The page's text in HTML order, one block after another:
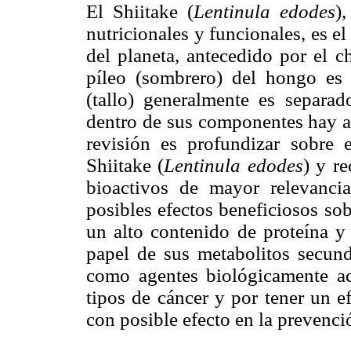
El Shiitake (Lentinula edodes),
nutricionales y funcionales, es
del planeta, antecedido por el
píleo (sombrero) del hongo
(tallo) generalmente es
dentro de sus componentes
revisión es profundizar sobre
Shiitake (Lentinula edodes) y
bioactivos de mayor
posibles efectos beneficiosos
un alto contenido de proteína
papel de sus metabolitos
como agentes biológicamente
tipos de cáncer y por tener un
con posible efecto en la